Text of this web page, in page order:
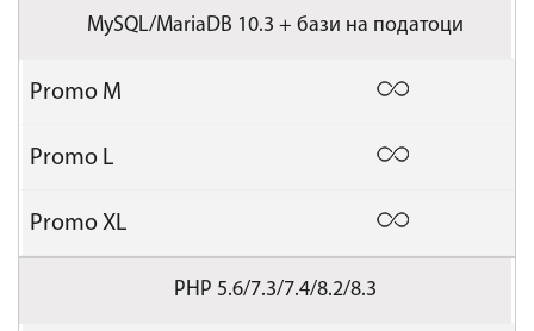
MySQL/MariaDB 10.3 + бази на податоци
PHP 5.6/7.3/7.4/8.2/8.3